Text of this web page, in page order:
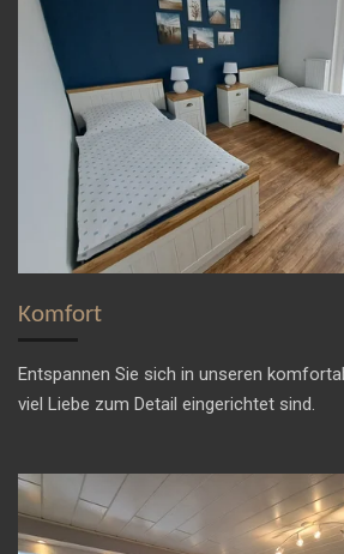
Komfort
Entspannen Sie sich in unseren
viel Liebe zum Detail eingerichtet sind.